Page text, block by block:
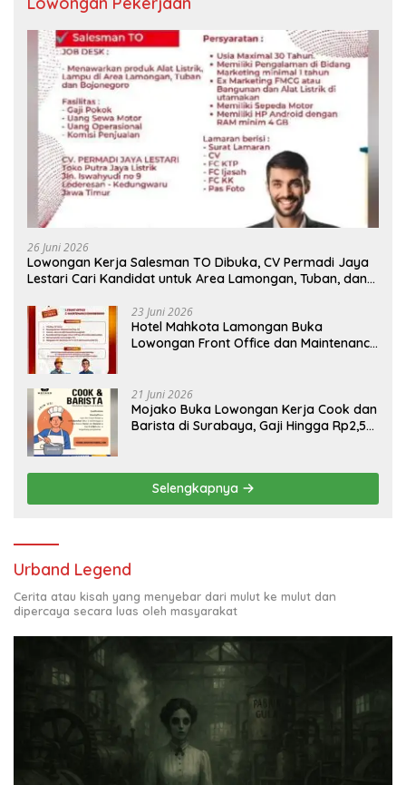
26 Juni 2026
Lowongan Kerja Salesman TO Dibuka, CV Permadi Jaya
Lestari Cari Kandidat untuk Area Lamongan, Tuban, dan
23 Juni 2026
Hotel Mahkota Lamongan Buka
Lowongan Front Office dan Maintenance
21 Juni 2026
Mojako Buka Lowongan Kerja Cook dan
Barista di Surabaya, Gaji Hingga Rp2,5
Selengkapnya
Urband Legend
Cerita atau kisah yang menyebar dari mulut ke mulut dan
dipercaya secara luas oleh masyarakat